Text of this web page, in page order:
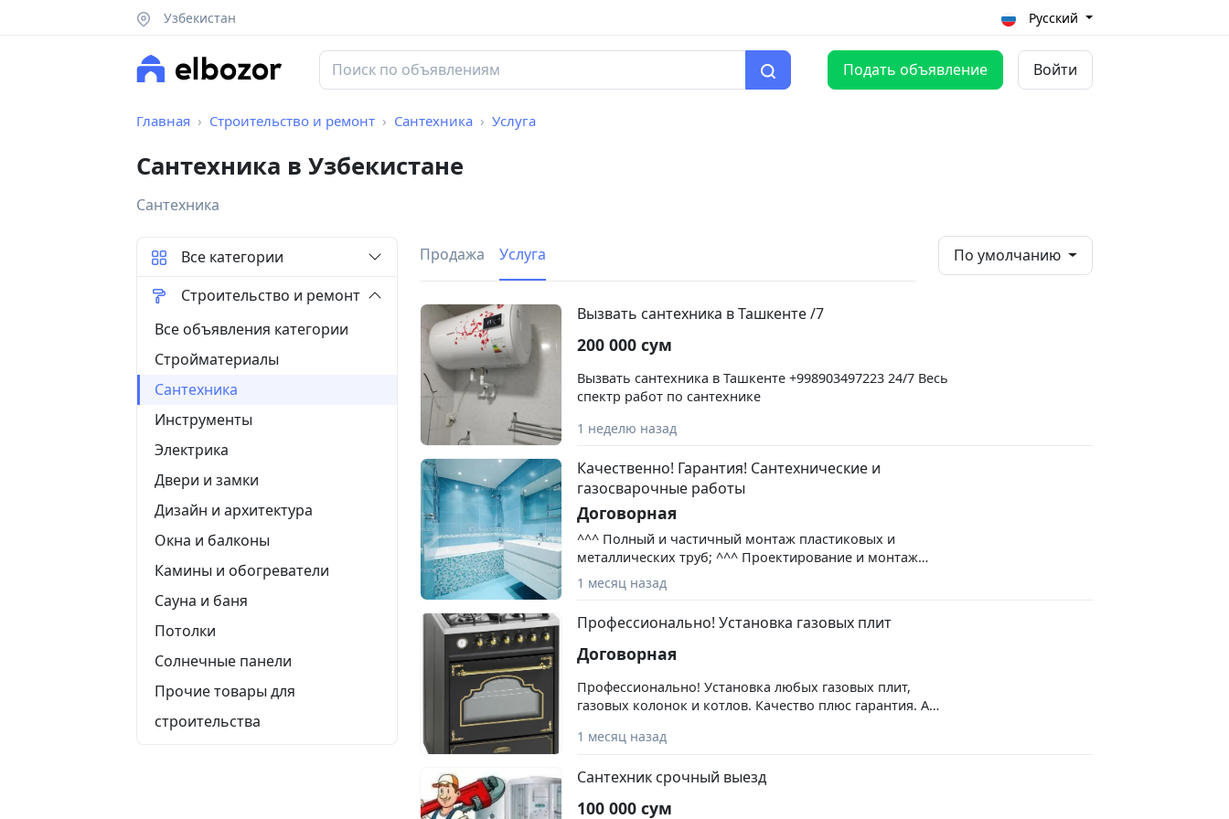
Узбекистан Русский
Подать объявление Войти
Главная Строительство и ремонт Сантехника Услуга
Сантехника в Узбекистане
Сантехника
Продажа Услуга По умолчанию
Вызвать сантехника в Ташкенте /7
200 000 сум
Вызвать сантехника в Ташкенте +998903497223 24/7 Весь
спектр работ по сантехнике
1 неделю назад
Качественно! Гарантия! Сантехнические и
газосварочные работы
Договорная
^^^ Полный и частичный монтаж пластиковых и
металлических труб; ^^^ Проектирование и монтаж
любых систем отопления (котельная под ключ)+ тёплые
полы + канализация; ^^^ Газосварочные работы; ^^^
Установка сантехнических приборов - унитаз, мойка,
душевая кабина, посудомоечная и стиральная машина,
ванна и джакузи, счётчики учёта воды и газа; ^^^
Установка и профилактика газовых плит; ^^^ Вынос
кухни на балкон; ^^^ А также мелкий ремонт
сантехники... ^^^ Качество и порядочность
1 месяц назад
Профессионально! Установка газовых плит
Договорная
Профессионально! Установка любых газовых плит,
газовых колонок и котлов. Качество плюс гарантия. А
(газосварка). Не дорого. Сергей
1 месяц назад
Сантехник срочный выезд
100 000 сум
Все категории
Строительство и ремонт
Все объявления категории
Стройматериалы
Сантехника
Инструменты
Электрика
Двери и замки
Дизайн и архитектура
Окна и балконы
Камины и обогреватели
Сауна и баня
Потолки
Солнечные панели
Прочие товары для
строительства